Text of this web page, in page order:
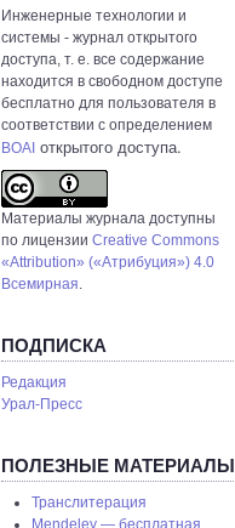
Инженерные технологии и
системы - журнал открытого
доступа, т. е. все содержание
находится в свободном доступе
бесплатно для пользователя в
соответствии с определением
BOAI открытого доступа.
Материалы журнала доступны
по лицензии Creative Commons
«Attribution» («Атрибуция») 4.0
Всемирная.
ПОДПИСКА
Редакция
Урал-Пресс
ПОЛЕЗНЫЕ МАТЕРИАЛЫ
Транслитерация
Mendeley — бесплатная